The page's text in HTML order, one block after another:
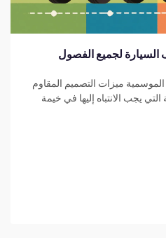
لجميع الفصول
ميزات التصميم المقاوم
يجب الانتباه إليها في خيمة
وهي ضرورية للغاية للتخييم...